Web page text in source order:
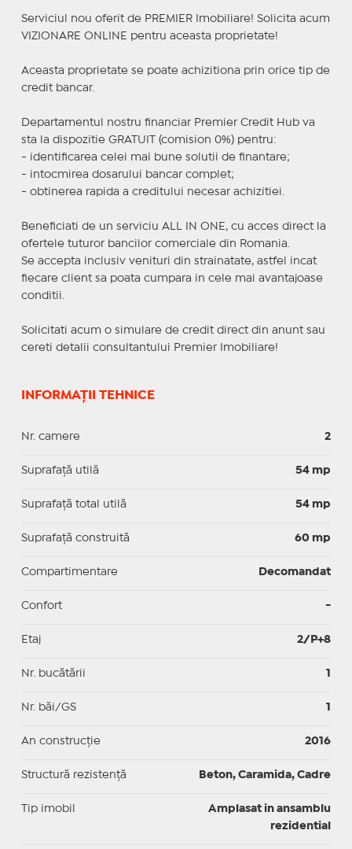
Serviciul nou oferit de PREMIER Imobiliare! Solicita acum
VIZIONARE ONLINE pentru aceasta proprietate!
Aceasta proprietate se poate achizitiona prin orice tip de
credit bancar.
Departamentul nostru financiar Premier Credit Hub va
sta la dispozitie GRATUIT (comision 0%) pentru:
- identificarea celei mai bune solutii de finantare;
- intocmirea dosarului bancar complet;
- obtinerea rapida a creditului necesar achizitiei.
Beneficiati de un serviciu ALL IN ONE, cu acces direct la
ofertele tuturor bancilor comerciale din Romania.
Se accepta inclusiv venituri din strainatate, astfel incat
fiecare client sa poata cumpara in cele mai avantajoase
conditii.
Solicitati acum o simulare de credit direct din anunt sau
cereti detalii consultantului Premier Imobiliare!
INFORMAȚII TEHNICE
Nr. camere 2
Suprafaţă utilă 54 mp
Suprafaţă total utilă 54 mp
Suprafaţă construită 60 mp
Compartimentare Decomandat
Confort -
Etaj 2/P+8
Nr. bucătării 1
Nr. băi/GS 1
An construcție 2016
Structură rezistență Beton, Caramida, Cadre
Tip imobil
Amplasat in ansamblu
rezidential